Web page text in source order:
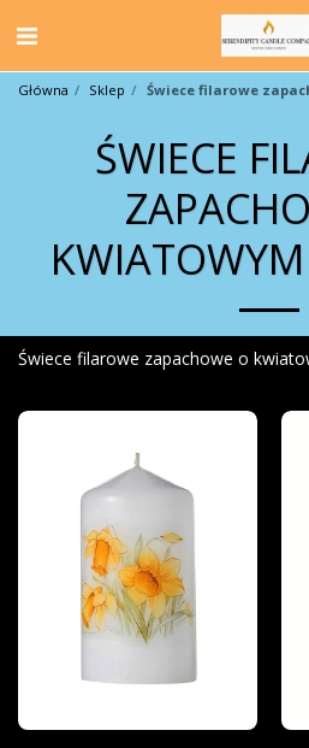
Główna Sklep Świece filarowe
ŚWIECE
Świece filarowe zapachowe o